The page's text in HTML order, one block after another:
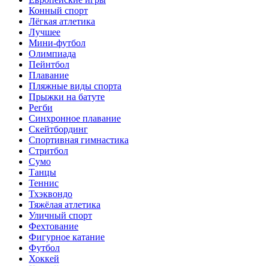
Конный спорт
Лёгкая атлетика
Лучшее
Мини-футбол
Олимпиада
Пейнтбол
Плавание
Пляжные виды спорта
Прыжки на батуте
Регби
Синхронное плавание
Скейтбординг
Спортивная гимнастика
Стритбол
Сумо
Танцы
Теннис
Тхэквондо
Тяжёлая атлетика
Уличный спорт
Фехтование
Фигурное катание
Футбол
Хоккей